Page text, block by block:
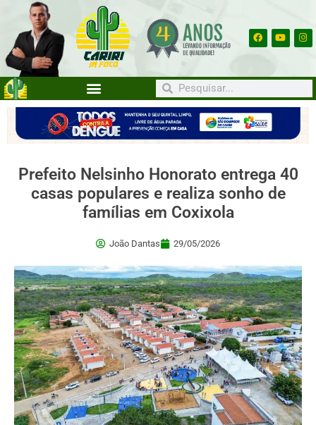
Prefeito Nelsinho Honorato entrega 40
casas populares e realiza sonho de
famílias em Coxixola
João Dantas 29/05/2026